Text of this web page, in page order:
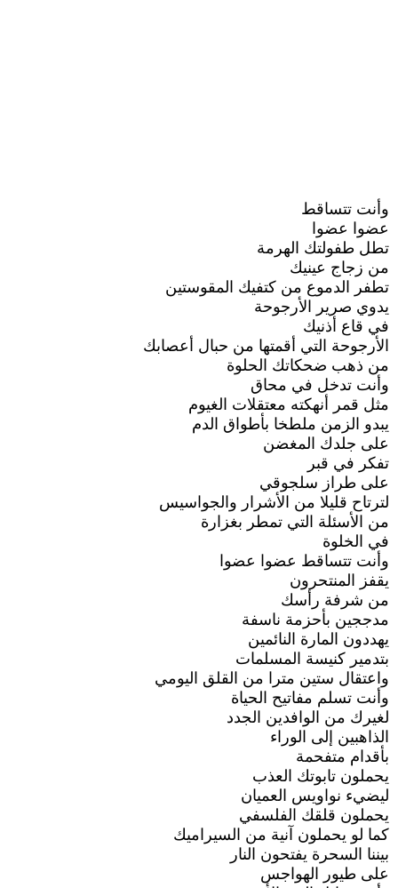
وأنت تتساقط
عضوا عضوا
تطل طفولتك الهرمة
من زجاج عينيك
تطفر الدموع من كتفيك المقوستين
يدوي صرير الأرجوحة
في قاع أذنيك
الأرجوحة التي أقمتها من حبال أعصابك
من ذهب ضحكاتك الحلوة
وأنت تدخل في محاق
مثل قمر أنهكته معتقلات الغيوم
يبدو الزمن ملطخا بأطواق الدم
على جلدك المغضن
تفكر في قبر
على طراز سلجوقي
لترتاح قليلا من الأشرار والجواسيس
من الأسئلة التي تمطر بغزارة
في الخلوة
وأنت تتساقط عضوا عضوا
يقفز المنتحرون
من شرفة رأسك
مدججين بأحزمة ناسفة
يهددون المارة النائمين
بتدمير كنيسة المسلمات
واعتقال ستين مترا من القلق اليومي
وأنت تسلم مفاتيح الحياة
لغيرك من الوافدين الجدد
الذاهبين إلى الوراء
بأقدام متفحمة
يحملون تابوتك العذب
ليضيء نواويس العميان
يحملون قلقك الفلسفي
كما لو يحملون آنية من السيراميك
بيننا السحرة يفتحون النار
على طيور الهواجس